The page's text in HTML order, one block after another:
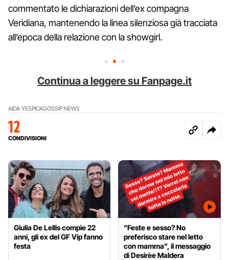
commentato le dichiarazioni dell’ex compagna
Veridiana, mantenendo la linea silenziosa già tracciata
all’epoca della relazione con la showgirl.
Continua a leggere su Fanpage.it
AIDA YESPICAGOSSIP NEWS
12
CONDIVISIONI
Giulia De Lellis compie 22
anni, gli ex del GF Vip fanno
festa
"Feste e sesso? No
preferisco stare nel letto
con mamma", il messaggio
di Desirèe Maldera